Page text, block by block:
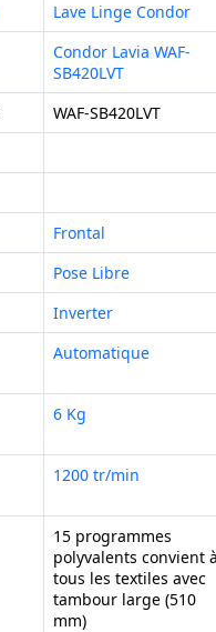
Lave Linge Condor
Condor Lavia WAF-
SB420LVT
WAF-SB420LVT
Frontal
Pose Libre
Inverter
Automatique
6 Kg
1200 tr/min
15 programmes
polyvalents convient
tous les textiles avec
tambour large (510
mm)